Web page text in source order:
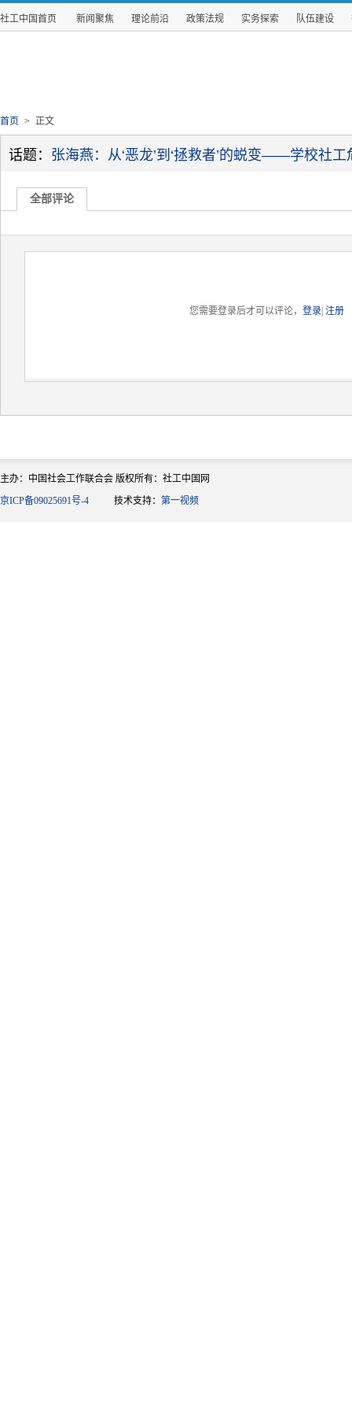
社工中国首页 新闻聚焦 理论前沿 政策法规 实务探索 队伍建设
首页 > 正文
话题： 张海燕：从‘恶龙’到‘拯救者’的蜕变——学校社
全部评论
您需要登录后才可以评论，登录 |注册
主办：中国社会工作联合会 版权所有：社工中国网
京ICP备09025691号-4 技术支持： 第一视频